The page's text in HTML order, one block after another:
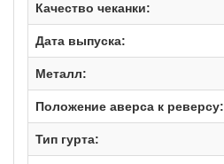
Качество чеканки:
Дата выпуска:
Металл:
Положение аверса к реверсу:
Тип гурта: